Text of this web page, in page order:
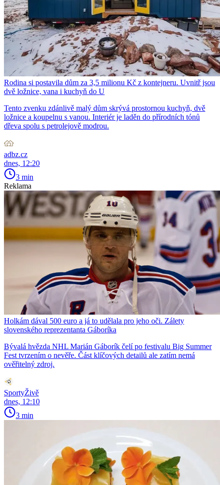
Rodina si postavila dům za 3,5 milionu Kč z kontejneru. Uvnitř jsou
dvě ložnice, vana i kuchyň do U
Tento zvenku zdánlivě malý dům skrývá prostornou kuchyň, dvě
ložnice a koupelnu s vanou. Interiér je laděn do přírodních tónů
dřeva spolu s petrolejově modrou.
adbz.cz
dnes, 12:20
3 min
Reklama
Holkám dával 500 euro a já to udělala pro jeho oči. Zálety
slovenského reprezentanta Gáboríka
Bývalá hvězda NHL Marián Gáborík čelí po festivalu Big Summer
Fest tvrzením o nevěře. Část klíčových detailů ale zatím nemá
ověřitelný zdroj.
SportyŽivě
dnes, 12:10
3 min